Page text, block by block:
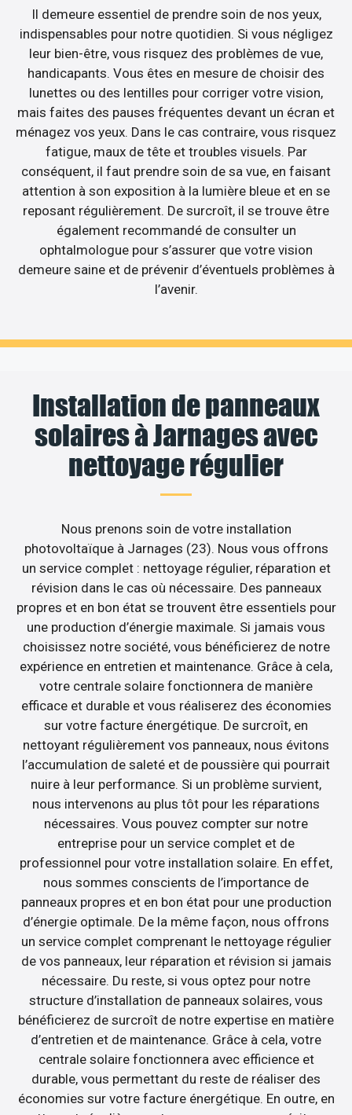
Il demeure essentiel de prendre soin de nos yeux,
indispensables pour notre quotidien. Si vous négligez
leur bien-être, vous risquez des problèmes de vue,
handicapants. Vous êtes en mesure de choisir des
lunettes ou des lentilles pour corriger votre vision,
mais faites des pauses fréquentes devant un écran et
ménagez vos yeux. Dans le cas contraire, vous risquez
fatigue, maux de tête et troubles visuels. Par
conséquent, il faut prendre soin de sa vue, en faisant
attention à son exposition à la lumière bleue et en se
reposant régulièrement. De surcroît, il se trouve être
également recommandé de consulter un
ophtalmologue pour s’assurer que votre vision
demeure saine et de prévenir d’éventuels problèmes à
l’avenir.
Installation de panneaux
solaires à Jarnages avec
nettoyage régulier
Nous prenons soin de votre installation
photovoltaïque à Jarnages (23). Nous vous offrons
un service complet : nettoyage régulier, réparation et
révision dans le cas où nécessaire. Des panneaux
propres et en bon état se trouvent être essentiels pour
une production d’énergie maximale. Si jamais vous
choisissez notre société, vous bénéficierez de notre
expérience en entretien et maintenance. Grâce à cela,
votre centrale solaire fonctionnera de manière
efficace et durable et vous réaliserez des économies
sur votre facture énergétique. De surcroît, en
nettoyant régulièrement vos panneaux, nous évitons
l’accumulation de saleté et de poussière qui pourrait
nuire à leur performance. Si un problème survient,
nous intervenons au plus tôt pour les réparations
nécessaires. Vous pouvez compter sur notre
entreprise pour un service complet et de
professionnel pour votre installation solaire. En effet,
nous sommes conscients de l’importance de
panneaux propres et en bon état pour une production
d’énergie optimale. De la même façon, nous offrons
un service complet comprenant le nettoyage régulier
de vos panneaux, leur réparation et révision si jamais
nécessaire. Du reste, si vous optez pour notre
structure d’installation de panneaux solaires, vous
bénéficierez de surcroît de notre expertise en matière
d’entretien et de maintenance. Grâce à cela, votre
centrale solaire fonctionnera avec efficience et
durable, vous permettant du reste de réaliser des
économies sur votre facture énergétique. En outre, en